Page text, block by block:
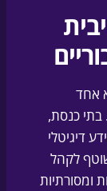
אחד
בתי כנסת,
דיגיטלי
לקהל
ומסורתיות